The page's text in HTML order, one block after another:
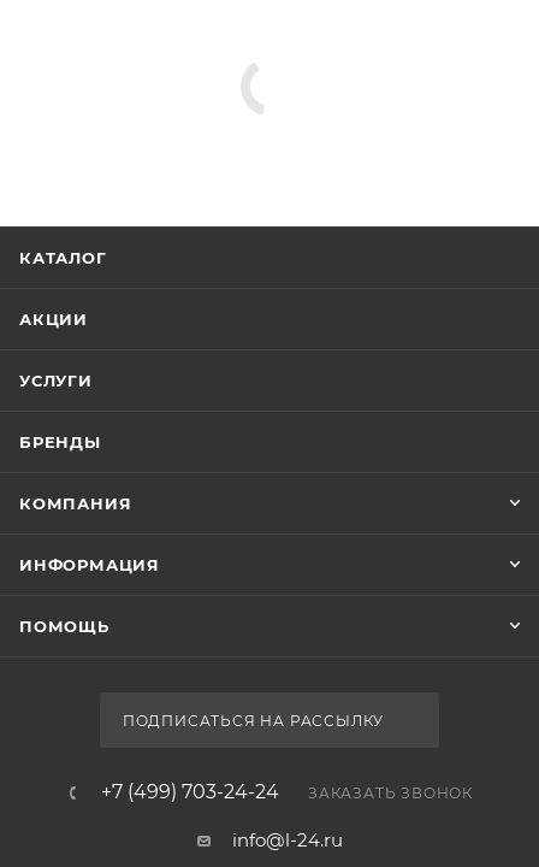
КАТАЛОГ
АКЦИИ
УСЛУГИ
БРЕНДЫ
КОМПАНИЯ
ИНФОРМАЦИЯ
ПОМОЩЬ
ПОДПИСАТЬСЯ НА РАССЫЛКУ
+7 (499) 703-24-24 ЗАКАЗАТЬ ЗВОНОК
info@l-24.ru